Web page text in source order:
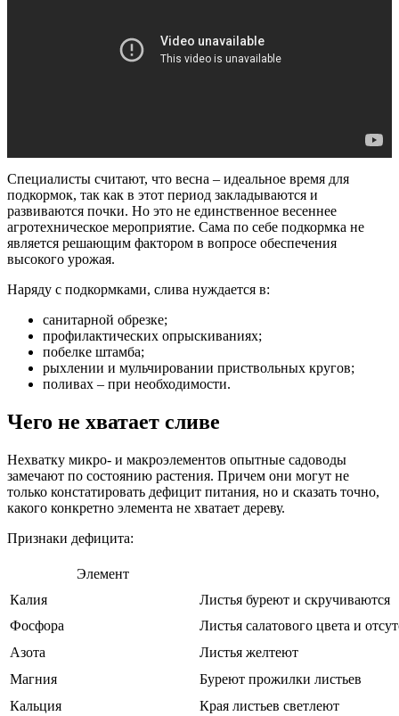
Специалисты считают, что весна – идеальное время для
подкормок, так как в этот период закладываются и
развиваются почки. Но это не единственное весеннее
агротехническое мероприятие. Сама по себе подкормка не
является решающим фактором в вопросе обеспечения
высокого урожая.
Наряду с подкормками, слива нуждается в:
санитарной обрезке;
профилактических опрыскиваниях;
побелке штамба;
рыхлении и мульчировании приствольных кругов;
поливах – при необходимости.
Чего не хватает сливе
Нехватку микро- и макроэлементов опытные садоводы
замечают по состоянию растения. Причем они могут не
только констатировать дефицит питания, но и сказать точно,
какого конкретно элемента не хватает дереву.
Признаки дефицита:
Элемент
Калия
Листья буреют и скручиваются
Фосфора
Листья салатового цвета и
Азота
Листья желтеют
Магния
Буреют прожилки листьев
Кальция
Края листьев светлеют